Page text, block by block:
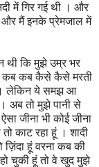
में गिर गई थी । और
और मैं इनके प्रेमजाल में
थी कि मुझे उम्र भर
कब कब कैसे कैसे मरती
। लेकिन ये समझ आ
अब तो मुझे पानी से
जीना भी कोई जीना
काट रहा हूं । शादी
हूं वरना कब की
चुकी हूं तो वे खुद मुझे